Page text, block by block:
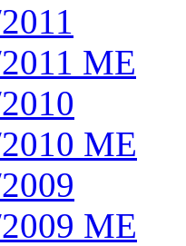
ME
ME
ME